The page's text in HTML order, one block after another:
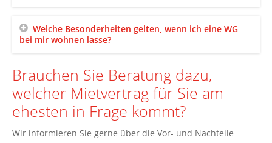
Welche Besonderheiten gelten, wenn ich eine WG
bei mir wohnen lasse?
Brauchen Sie Beratung dazu,
welcher Mietvertrag für Sie am
ehesten in Frage kommt?
Wir informieren Sie gerne über die Vor- und Nachteile